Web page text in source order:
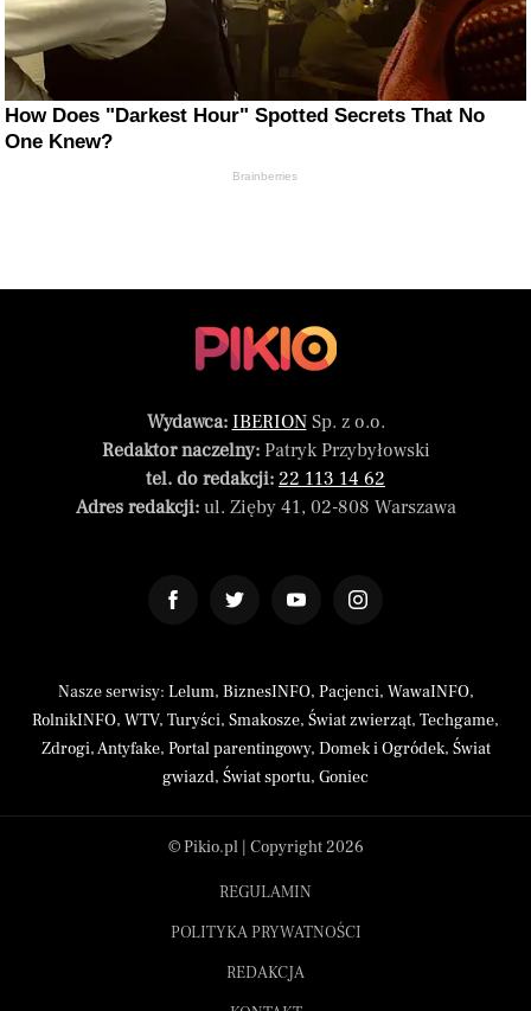
How Does "Darkest Hour" Spotted Secrets That No
One Knew?
Brainberries
Wydawca: IBERIONSp. z o.o.
Redaktor naczelny:Patryk Przybyłowski
tel. do redakcji: 22 113 14 62
Adres redakcji:ul. Zięby 41, 02-808 Warszawa
Nasze serwisy: Lelum, BiznesINFO, Pacjenci, WawaINFO,
RolnikINFO, WTV, Turyści, Smakosze, Świat zwierząt, Techgame,
Zdrogi,Antyfake, Portal parentingowy, Domek i Ogródek, Świat
gwiazd, Świat sportu, Goniec
© Pikio.pl | Copyright 2026
REGULAMIN
POLITYKA PRYWATNOŚCI
REDAKCJA